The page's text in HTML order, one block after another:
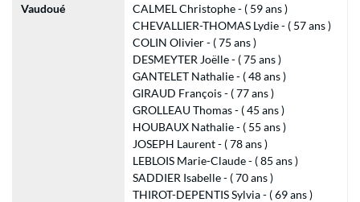
Vaudoué
CALMEL Christophe - ( 59 ans )
CHEVALLIER-THOMAS Lydie - ( 57 ans )
COLIN Olivier - ( 75 ans )
DESMEYTER Joëlle - ( 75 ans )
GANTELET Nathalie - ( 48 ans )
GIRAUD François - ( 77 ans )
GROLLEAU Thomas - ( 45 ans )
HOUBAUX Nathalie - ( 55 ans )
JOSEPH Laurent - ( 78 ans )
LEBLOIS Marie-Claude - ( 85 ans )
SADDIER Isabelle - ( 70 ans )
THIROT-DEPENTIS Sylvia - ( 69 ans )